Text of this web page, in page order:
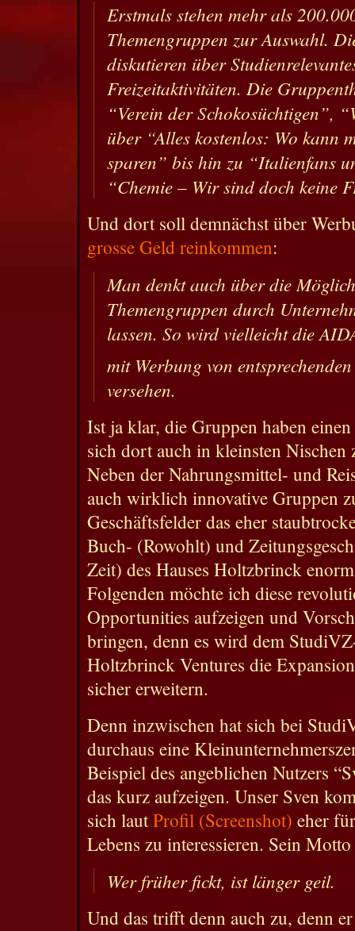
Erstmals stehen mehr als
Themengruppen zur Auswahl.
diskutieren über
Freizeitaktivitäten. Die
“Verein der Schokosüchtigen”,
über “Alles kostenlos: Wo kann
sparen” bis hin zu “Italienfans
“Chemie – Wir sind doch keine
Und dort soll demnächst über
grosse Geld reinkommen:
Man denkt auch über die
Themengruppen durch
lassen. So wird vielleicht die
mit Werbung von
versehen.
Ist ja klar, die Gruppen haben
sich dort auch in kleinsten Nischen
Neben der Nahrungsmittel- und
auch wirklich innovative Gruppen
Geschäftsfelder das eher
Buch- (Rowohlt) und
Zeit) des Hauses Holtzbrinck
Folgenden möchte ich diese
Opportunities aufzeigen und
bringen, denn es wird dem
Holtzbrinck Ventures die
sicher erweitern.
Denn inzwischen hat sich bei
durchaus eine
Beispiel des angeblichen Nutzers
das kurz aufzeigen. Unser Sven
sich lautProfil (Screenshot) eher
Lebens zu interessieren. Sein
Wer früher fickt, ist länger geil.
Und das trifft denn auch zu, denn